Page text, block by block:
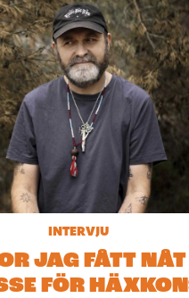
INTERVJU
JAG FÅTT
FÖR